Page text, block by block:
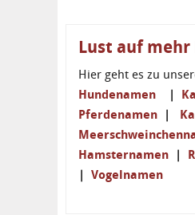
Lust auf mehr
Hier geht es zu
Hundenamen |
Pferdenamen |
Hamsternamen |
| Vogelnamen